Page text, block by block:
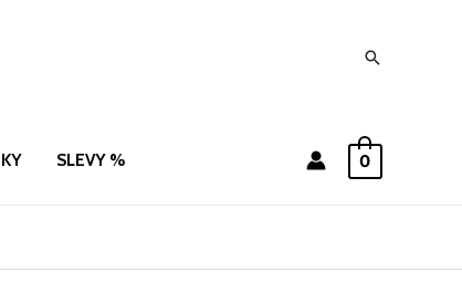
Hledat
SLEVY % 0